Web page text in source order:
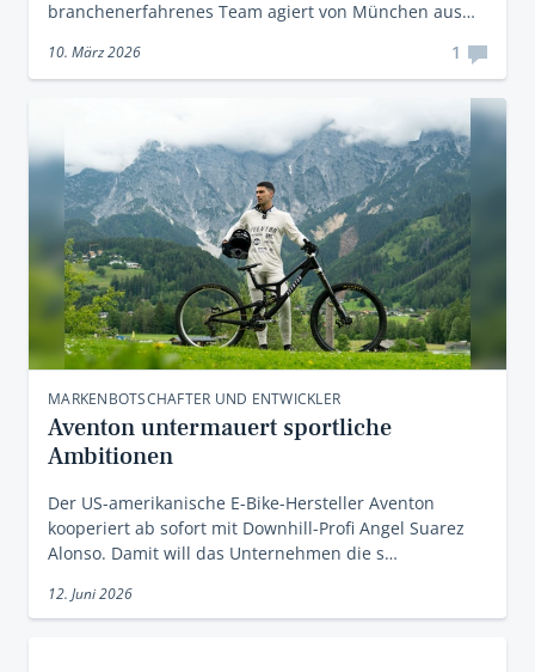
branchenerfahrenes Team agiert von München aus…
10. März 2026 1
MARKENBOTSCHAFTER UND ENTWICKLER
Aventon untermauert sportliche
Ambitionen
Der US-amerikanische E-Bike-Hersteller Aventon
kooperiert ab sofort mit Downhill-Profi Angel Suarez
Alonso. Damit will das Unternehmen die s…
12. Juni 2026